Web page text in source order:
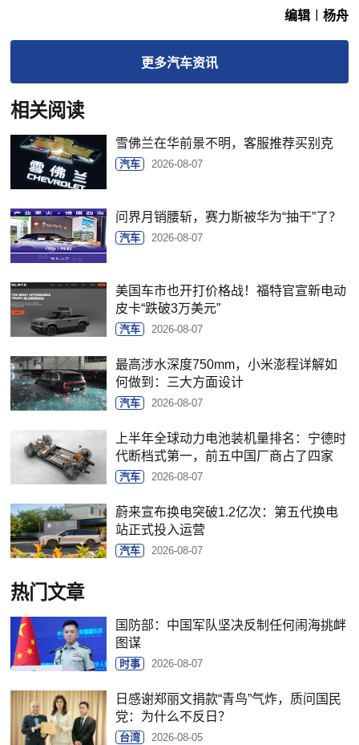
编辑︱杨舟
更多汽车资讯
相关阅读
雪佛兰在华前景不明，客服推荐买别克
汽车 2026-08-07
问界月销腰斩，赛力斯被华为“抽干”了？
汽车 2026-08-07
美国车市也开打价格战！福特官宣新电动
皮卡“跌破3万美元”
汽车 2026-08-07
最高涉水深度750mm，小米澎程详解如
何做到：三大方面设计
汽车 2026-08-07
上半年全球动力电池装机量排名：宁德时
代断档式第一，前五中国厂商占了四家
汽车 2026-08-07
蔚来宣布换电突破1.2亿次：第五代换电
站正式投入运营
汽车 2026-08-07
热门文章
国防部：中国军队坚决反制任何闹海挑衅
图谋
时事 2026-08-07
日感谢郑丽文捐款“青鸟”气炸，质问国民
党：为什么不反日？
台湾 2026-08-05